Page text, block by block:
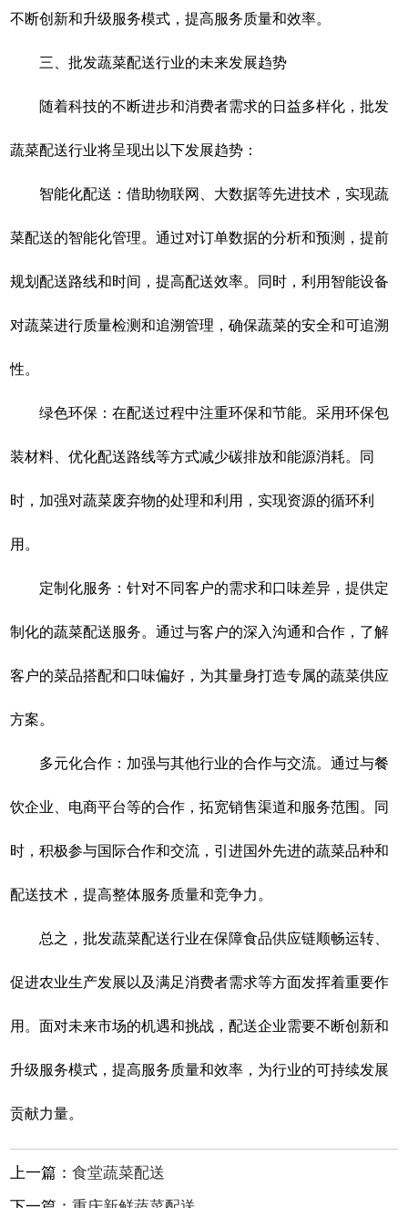
不断创新和升级服务模式，提高服务质量和效率。
三、批发蔬菜配送行业的未来发展趋势
随着科技的不断进步和消费者需求的日益多样化，批发
蔬菜配送行业将呈现出以下发展趋势：
智能化配送：借助物联网、大数据等先进技术，实现蔬
菜配送的智能化管理。通过对订单数据的分析和预测，提前
规划配送路线和时间，提高配送效率。同时，利用智能设备
对蔬菜进行质量检测和追溯管理，确保蔬菜的安全和可追溯
性。
绿色环保：在配送过程中注重环保和节能。采用环保包
装材料、优化配送路线等方式减少碳排放和能源消耗。同
时，加强对蔬菜废弃物的处理和利用，实现资源的循环利
用。
定制化服务：针对不同客户的需求和口味差异，提供定
制化的蔬菜配送服务。通过与客户的深入沟通和合作，了解
客户的菜品搭配和口味偏好，为其量身打造专属的蔬菜供应
方案。
多元化合作：加强与其他行业的合作与交流。通过与餐
饮企业、电商平台等的合作，拓宽销售渠道和服务范围。同
时，积极参与国际合作和交流，引进国外先进的蔬菜品种和
配送技术，提高整体服务质量和竞争力。
总之，批发蔬菜配送行业在保障食品供应链顺畅运转、
促进农业生产发展以及满足消费者需求等方面发挥着重要作
用。面对未来市场的机遇和挑战，配送企业需要不断创新和
升级服务模式，提高服务质量和效率，为行业的可持续发展
贡献力量。
上一篇：食堂蔬菜配送